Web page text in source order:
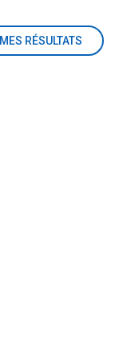
MES RÉSULTATS